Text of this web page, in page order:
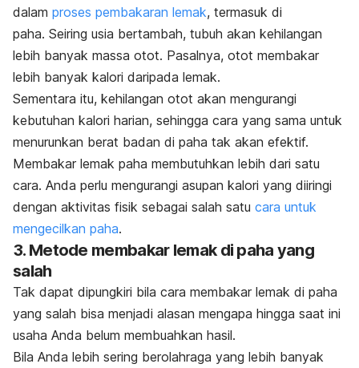
dalam proses pembakaran lemak, termasuk di
paha. Seiring usia bertambah, tubuh akan kehilangan
lebih banyak massa otot. Pasalnya, otot membakar
lebih banyak kalori daripada lemak.
Sementara itu, kehilangan otot akan mengurangi
kebutuhan kalori harian, sehingga cara yang sama untuk
menurunkan berat badan di paha tak akan efektif.
Membakar lemak paha membutuhkan lebih dari satu
cara. Anda perlu mengurangi asupan kalori yang diiringi
dengan aktivitas fisik sebagai salah satu cara untuk
mengecilkan paha.
3. Metode membakar lemak di paha yang
salah
Tak dapat dipungkiri bila cara membakar lemak di paha
yang salah bisa menjadi alasan mengapa hingga saat ini
usaha Anda belum membuahkan hasil.
Bila Anda lebih sering berolahraga yang lebih banyak